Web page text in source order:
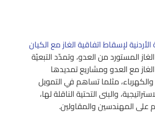
لإسقاط اتفاقية الغاز مع الكيان
المستورد من العدو، وتمدّد التبعيّة
مع العدو ومشاريع تمديدها
مثلما تساهم في التمويل
والبنى التحتية الناقلة لها،
على المهندسين والمقاولين.